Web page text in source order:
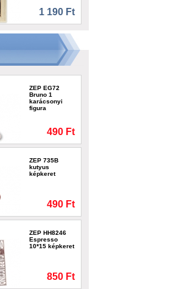
1 190 Ft
ZEP EG72
Bruno 1
karácsonyi
figura
490 Ft
ZEP 735B
kutyus
képkeret
490 Ft
ZEP HH8246
Espresso
10*15 képkeret
850 Ft